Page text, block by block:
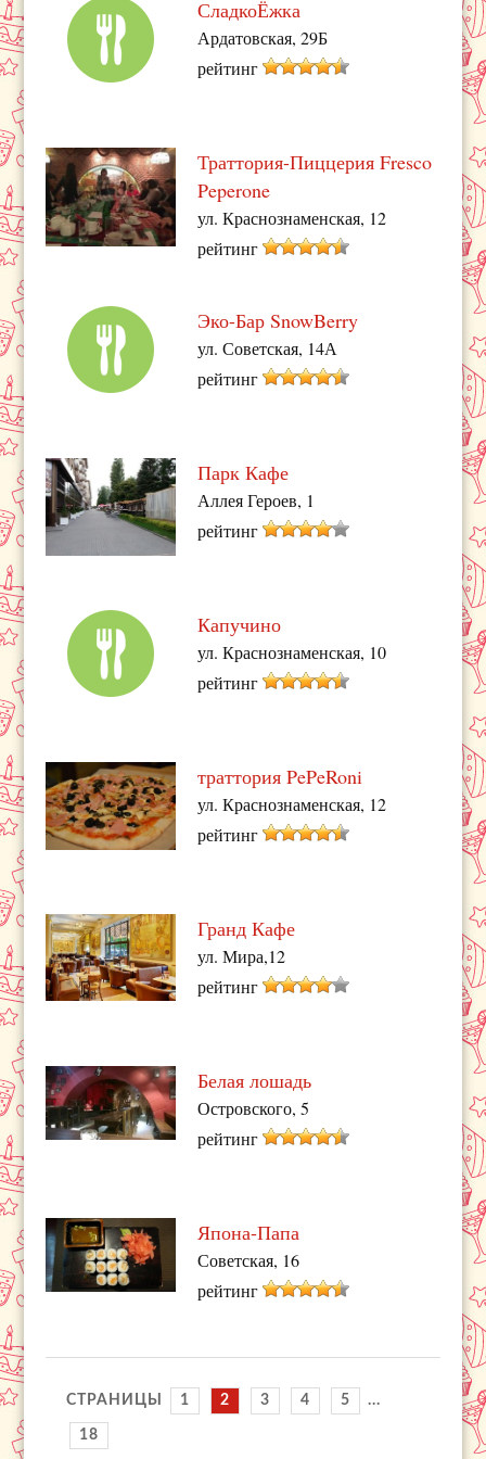
СладкоЁжка
Ардатовская, 29Б
рейтинг
Траттория-Пиццерия Fresco
Peperone
ул. Краснознаменская, 12
рейтинг
Эко-Бар SnowBerry
ул. Советская, 14А
рейтинг
Парк Кафе
Аллея Героев, 1
рейтинг
Капучино
ул. Краснознаменская, 10
рейтинг
траттория PePeRoni
ул. Краснознаменская, 12
рейтинг
Гранд Кафе
ул. Мира,12
рейтинг
Белая лошадь
Островского, 5
рейтинг
Япона-Папа
Советская, 16
рейтинг
СТРАНИЦЫ 1 2 3 4 5 ...
18